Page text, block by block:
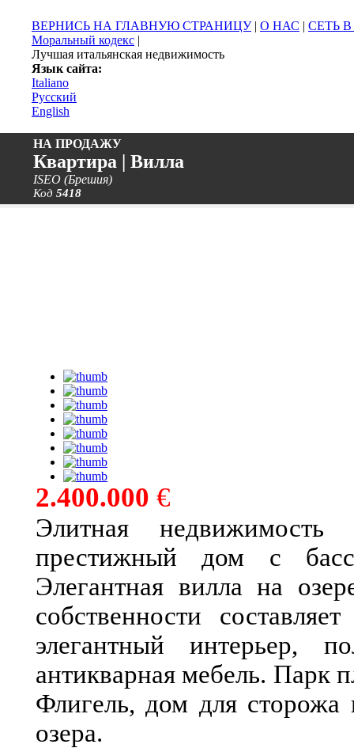
ВЕРНИСЬ НА ГЛАВНУЮ СТРАНИЦУ| О НАС | СЕТЬ
Моральный кодекс |
Лучшая итальянская недвижимость
Язык сайта:
Italiano
Русский
English
НА ПРОДАЖУ
Квартира | Вилла
ISEO (Брешия)
Код 5418
2.400.000 €
Элитная
престижный дом с
Элегантная вилла на
собственности
элегантный интерьер,
антикварная мебель. Парк
Флигель, дом для
озера.